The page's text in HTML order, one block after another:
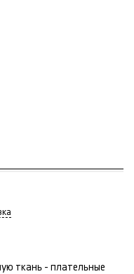
ткань - плательные